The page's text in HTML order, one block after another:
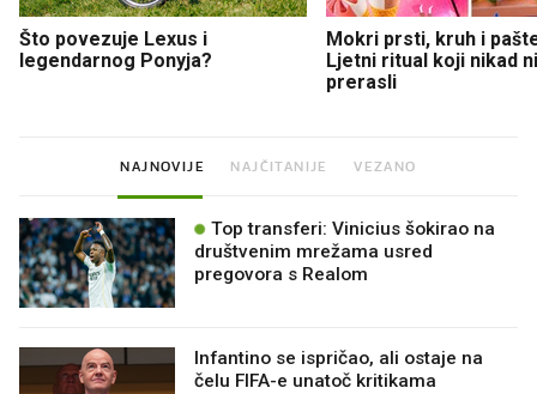
Što povezuje Lexus i
legendarnog Ponyja?
Mokri prsti, kruh i
Ljetni ritual koji nikad
prerasli
NAJNOVIJE NAJČITANIJE VEZANO
Top transferi: Vinicius šokirao na
društvenim mrežama usred
pregovora s Realom
Infantino se ispričao, ali ostaje na
čelu FIFA-e unatoč kritikama